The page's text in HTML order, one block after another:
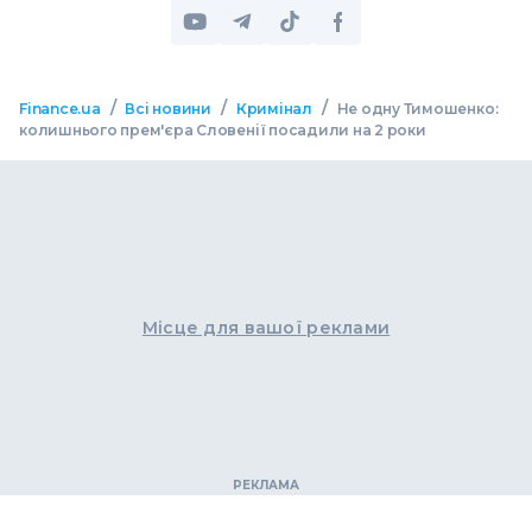
Finance.ua / Всі новини / Кримінал /
Не одну Тимошенко:
колишнього прем'єра Словенії посадили на 2 роки
Місце для вашої реклами